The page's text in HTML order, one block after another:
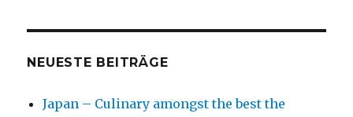
NEUESTE BEITRÄGE
Japan – Culinary amongst the best the